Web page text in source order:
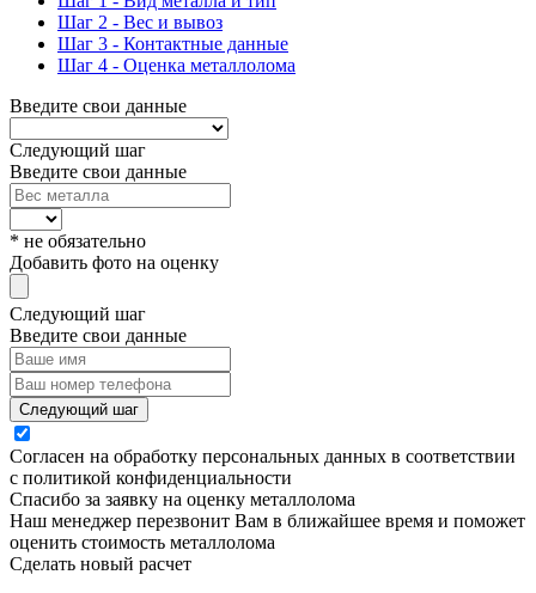
Шаг 2 - Вес и вывоз
Шаг 3 - Контактные данные
Шаг 4 - Оценка металлолома
Введите свои данные
Следующий шаг
Введите свои данные
* не обязательно
Добавить фото на оценку
Следующий шаг
Введите свои данные
Следующий шаг
Согласен на обработку персональных данных в соответствии
с политикой конфиденциальности
Спасибо за заявку на оценку металлолома
Наш менеджер перезвонит Вам в ближайшее время и поможет
оценить стоимость металлолома
Сделать новый расчет